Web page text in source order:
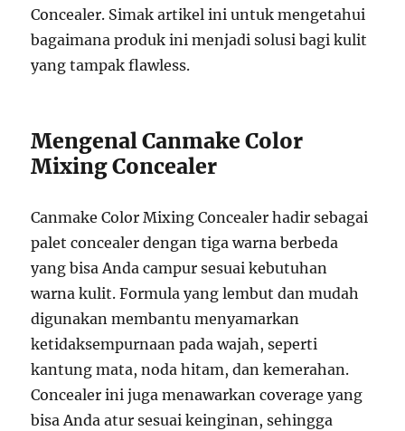
Concealer. Simak artikel ini untuk mengetahui
bagaimana produk ini menjadi solusi bagi kulit
yang tampak flawless.
Mengenal Canmake Color
Mixing Concealer
Canmake Color Mixing Concealer hadir sebagai
palet concealer dengan tiga warna berbeda
yang bisa Anda campur sesuai kebutuhan
warna kulit. Formula yang lembut dan mudah
digunakan membantu menyamarkan
ketidaksempurnaan pada wajah, seperti
kantung mata, noda hitam, dan kemerahan.
Concealer ini juga menawarkan coverage yang
bisa Anda atur sesuai keinginan, sehingga